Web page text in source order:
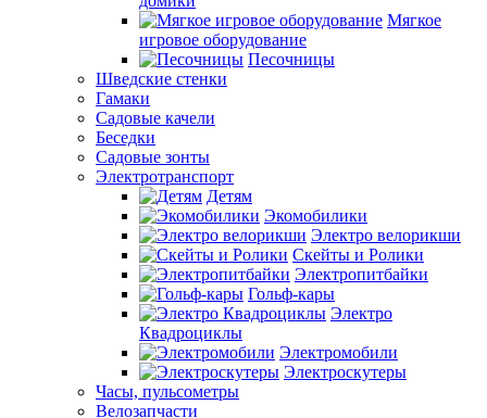
Мягкое
игровое оборудование
Песочницы
Шведские стенки
Гамаки
Садовые качели
Беседки
Садовые зонты
Электротранспорт
Детям
Экомобилики
Электро велорикши
Скейты и Ролики
Электропитбайки
Гольф-кары
Электро
Квадроциклы
Электромобили
Электроскутеры
Часы, пульсометры
Велозапчасти